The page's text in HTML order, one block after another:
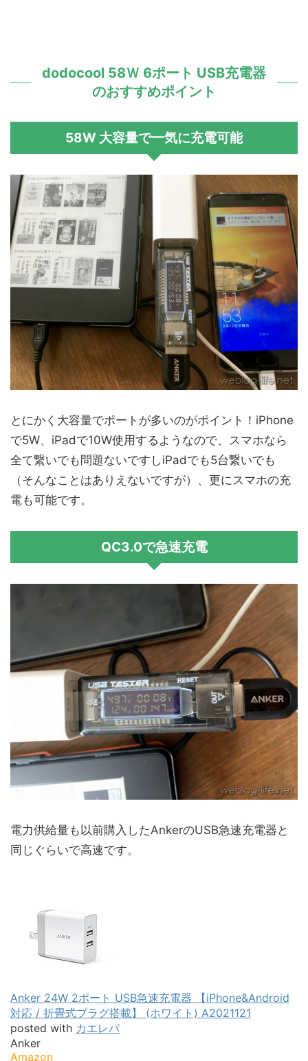
dodocool 58Ｗ 6ポート USB充電器
のおすすめポイント
58W 大容量で一気に充電可能
とにかく大容量でポートが多いのがポイント！iPhone
で5W、iPadで10W使用するようなので、スマホなら
全て繋いでも問題ないですしiPadでも5台繋いでも
（そんなことはありえないですが）、更にスマホの充
電も可能です。
QC3.0で急速充電
電力供給量も以前購入したAnkerのUSB急速充電器と
同じぐらいで高速です。
Anker 24W 2ポート USB急速充電器 【iPhone&Android
対応 / 折畳式プラグ搭載】 (ホワイト) A2021121
posted with カエレバ
Anker
Amazon